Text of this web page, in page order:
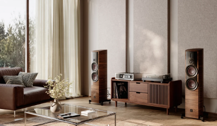
REGISTRIEREN
Füllen Sie das Formular aus, um sofortigen
Zugriff auf alle gesperrten Download-Dateien
auf der Website zu erhalten.